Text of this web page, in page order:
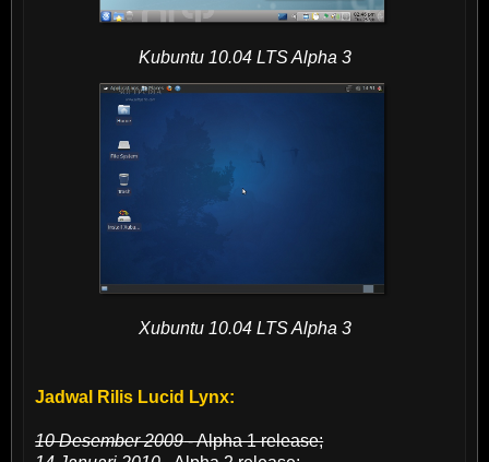
Kubuntu 10.04 LTS Alpha 3
Xubuntu 10.04 LTS Alpha 3
Jadwal Rilis Lucid Lynx:
10 Desember 2009- Alpha 1 release;